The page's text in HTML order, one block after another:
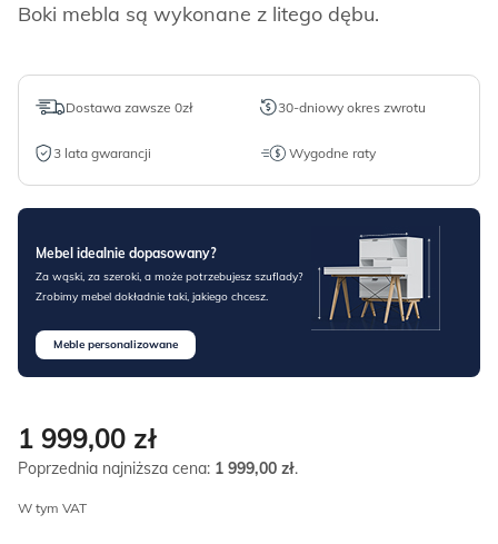
Boki mebla są wykonane z litego dębu.
Dostawa zawsze 0zł 30-dniowy okres zwrotu
3 lata gwarancji Wygodne raty
Mebel idealnie dopasowany?
Za wąski, za szeroki, a może potrzebujesz szuflady?
Zrobimy mebel dokładnie taki, jakiego chcesz.
Meble personalizowane
1 999,00 zł
Poprzednia najniższa cena: 1 999,00 zł.
W tym VAT